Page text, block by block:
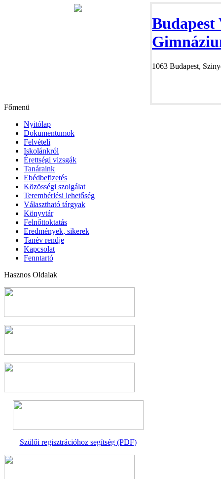
1063 Budapest,
Főmenü
Nyitólap
Dokumentumok
Felvételi
Iskolánkról
Érettségi vizsgák
Tanáraink
Ebédbefizetés
Közösségi szolgálat
Terembérlési lehetőség
Választható tárgyak
Könyvtár
Felnőttoktatás
Eredmények, sikerek
Tanév rendje
Kapcsolat
Fenntartó
Hasznos Oldalak
Szülői regisztrációhoz segítség (PDF)